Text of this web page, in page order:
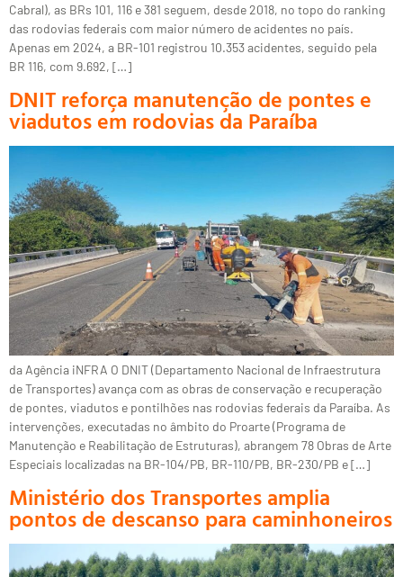
Cabral), as BRs 101, 116 e 381 seguem, desde 2018, no topo do ranking
das rodovias federais com maior número de acidentes no país.
Apenas em 2024, a BR-101 registrou 10.353 acidentes, seguido pela
BR 116, com 9.692, […]
DNIT reforça manutenção de pontes e
viadutos em rodovias da Paraíba
da Agência iNFRA O DNIT (Departamento Nacional de Infraestrutura
de Transportes) avança com as obras de conservação e recuperação
de pontes, viadutos e pontilhões nas rodovias federais da Paraíba. As
intervenções, executadas no âmbito do Proarte (Programa de
Manutenção e Reabilitação de Estruturas), abrangem 78 Obras de Arte
Especiais localizadas na BR-104/PB, BR-110/PB, BR-230/PB e […]
Ministério dos Transportes amplia
pontos de descanso para caminhoneiros